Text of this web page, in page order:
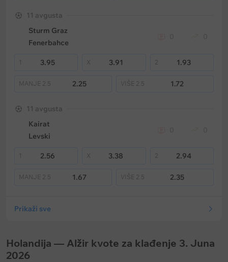
11 avgusta
Sturm Graz
Fenerbahce
1 3.95 3.91 2 1.93
MANJE 2.5 2.25 VIŠE 2.5 1.72
11 avgusta
Kairat
Levski
1 2.56 3.38 2 2.94
MANJE 2.5 1.67 VIŠE 2.5 2.35
Prikaži sve
Holandija — Alžir kvote za klađenje 3. Juna
2026